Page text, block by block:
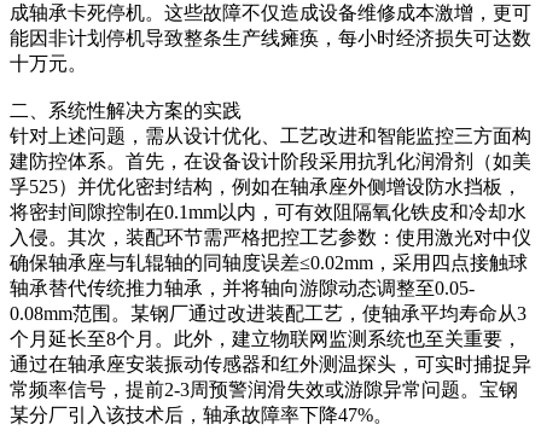
成轴承卡死停机。这些故障不仅造成设备维修成本激增，更可
能因非计划停机导致整条生产线瘫痪，每小时经济损失可达数
十万元。
二、系统性解决方案的实践‌
针对上述问题，需从设计优化、工艺改进和智能监控三方面构
建防控体系。首先，在设备设计阶段采用抗乳化润滑剂（如美
孚525）并优化密封结构，例如在轴承座外侧增设防水挡板，
将密封间隙控制在0.1mm以内，可有效阻隔氧化铁皮和冷却水
入侵。其次，装配环节需严格把控工艺参数：使用激光对中仪
确保轴承座与轧辊轴的同轴度误差≤0.02mm，采用四点接触球
轴承替代传统推力轴承，并将轴向游隙动态调整至0.05-
0.08mm范围。某钢厂通过改进装配工艺，使轴承平均寿命从3
个月延长至8个月。此外，建立物联网监测系统也至关重要，
通过在轴承座安装振动传感器和红外测温探头，可实时捕捉异
常频率信号，提前2-3周预警润滑失效或游隙异常问题。宝钢
某分厂引入该技术后，轴承故障率下降47%。